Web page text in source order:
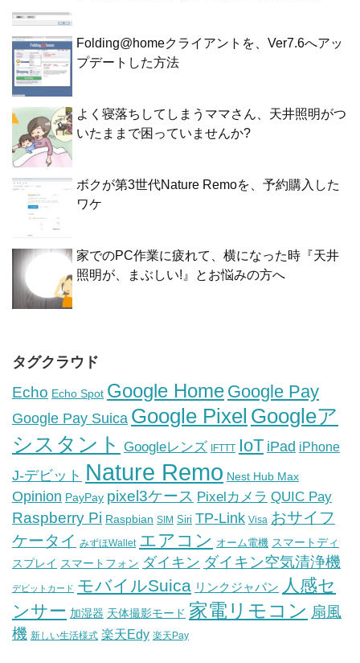
Folding@homeクライアントを、Ver7.6へアッ
プデートした方法
よく寝落ちしてしまうママさん、天井照明がつ
いたままで困っていませんか?
ボクが第3世代Nature Remoを、予約購入した
ワケ
家でのPC作業に疲れて、横になった時『天井
照明が、まぶしい!』とお悩みの方へ
タグクラウド
Echo Echo Spot Google Home Google Pay
Google Pay Suica Google Pixel Googleア
シスタント Googleレンズ IFTTT IoT iPad iPhone
J-デビット Nature Remo Nest Hub Max
Opinion PayPay pixel3ケース Pixelカメラ QUIC Pay
Raspberry Pi Raspbian SIM Siri TP-Link Visa おサイフ
ケータイ みずほWallet エアコン オーム電機 スマートディ
スプレイ スマートフォン ダイキン ダイキン空気清浄機
デビットカード モバイルSuica リンクジャパン 人感セ
ンサー 加湿器 天体撮影モード 家電リモコン 扇風
機 新しい生活様式 楽天Edy 楽天Pay